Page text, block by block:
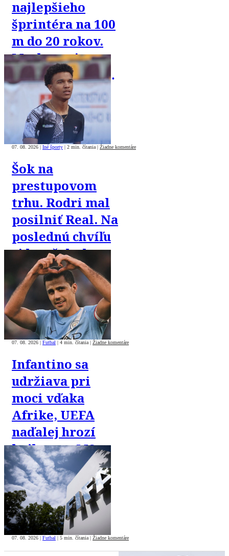
najlepšieho
šprintéra na 100
m do 20 rokov.
Machata si vo
finále vyrovnal
osobný rekord
07. 08. 2026 | Iné športy | 2 min. čítania | Žiadne komentáre
Šok na
prestupovom
trhu. Rodri mal
posilniť Real. Na
poslednú chvíľu
si ho však chce
„ukradnúť“
Barca
07. 08. 2026 | Futbal | 4 min. čítania | Žiadne komentáre
Infantino sa
udržiava pri
moci vďaka
Afrike, UEFA
naďalej hrozí
bojkotom MS
07. 08. 2026 | Futbal | 5 min. čítania | Žiadne komentáre